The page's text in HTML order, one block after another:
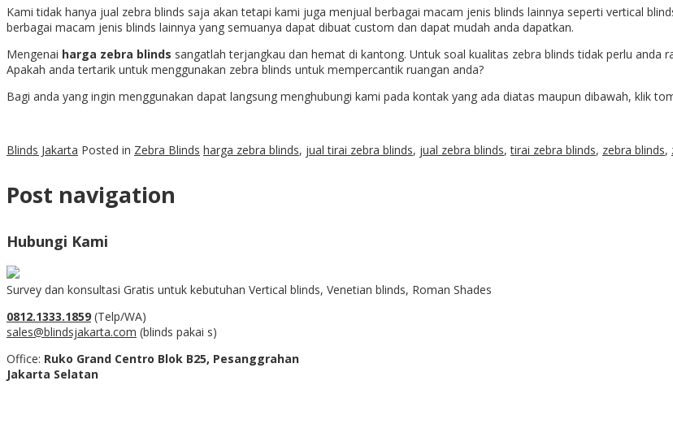
Kami tidak hanya jual zebra blinds saja akan tetapi kami juga menjual berbagai macam jenis blinds lainnya seperti vertical
berbagai macam jenis blinds lainnya yang semuanya dapat dibuat custom dan dapat mudah anda dapatkan.
Mengenai harga zebra blinds sangatlah terjangkau dan hemat di kantong. Untuk soal kualitas zebra blinds tidak perlu
Apakah anda tertarik untuk menggunakan zebra blinds untuk mempercantik ruangan anda?
Bagi anda yang ingin menggunakan dapat langsung menghubungi kami pada kontak yang ada diatas maupun dibawah, klik
Blinds Jakarta Posted in Zebra Blinds harga zebra blinds, jual tirai zebra blinds, jual zebra blinds,tirai zebra blinds, zebra blinds,
Post navigation
Hubungi Kami
Survey dan konsultasi Gratis untuk kebutuhan Vertical blinds, Venetian blinds, Roman Shades
0812.1333.1859 (Telp/WA)
sales@blindsjakarta.com (blinds pakai s)
Office: Ruko Grand Centro Blok B25, Pesanggrahan
Jakarta Selatan